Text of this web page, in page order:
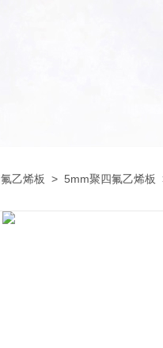
乙烯板 > 5mm聚四氟乙烯板